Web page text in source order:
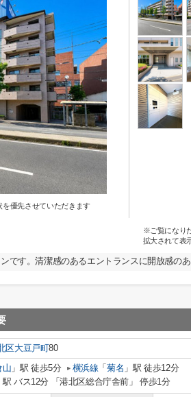
優先させていただきます
※ご覧になり
拡大されて表
です。清潔感のあるエントランスに開放感のあ
区大豆戸町80
山 」駅 徒歩5分 横浜線 「菊名 」駅 徒歩12分
駅 バス12分 「港北区総合庁舎前」 停歩1分